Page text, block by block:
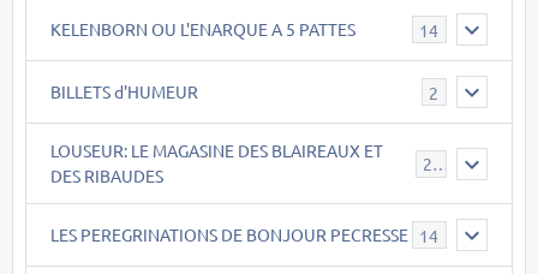
KELENBORN OU L'ENARQUE A 5 PATTES 14
BILLETS d'HUMEUR 2
LOUSEUR: LE MAGASINE DES BLAIREAUX ET
DES RIBAUDES
21
LES PEREGRINATIONS DE BONJOUR PECRESSE 14